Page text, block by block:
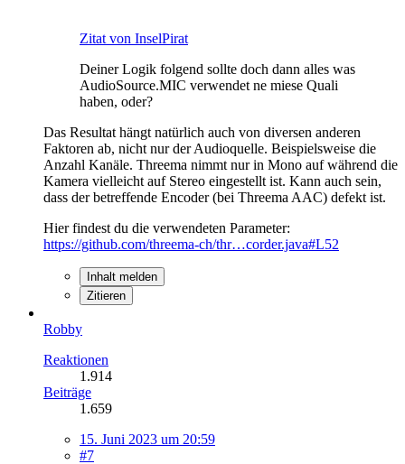
Zitat von InselPirat
Deiner Logik folgend sollte doch dann alles was
AudioSource.MIC verwendet ne miese Quali
haben, oder?
Das Resultat hängt natürlich auch von diversen anderen
Faktoren ab, nicht nur der Audioquelle. Beispielsweise die
Anzahl Kanäle. Threema nimmt nur in Mono auf während die
Kamera vielleicht auf Stereo eingestellt ist. Kann auch sein,
dass der betreffende Encoder (bei Threema AAC) defekt ist.
Hier findest du die verwendeten Parameter:
https://github.com/threema-ch/thr…corder.java#L52
Inhalt melden
Zitieren
Robby
Reaktionen
1.914
Beiträge
1.659
15. Juni 2023 um 20:59
#7